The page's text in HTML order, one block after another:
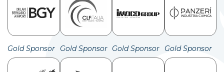
Gold Sponsor Gold Sponsor Gold Sponsor Gold Sponsor